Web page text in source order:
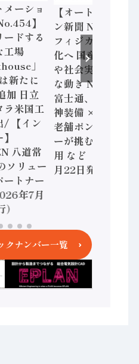
メーショ
】
ドする
工場
」
新たに
加 日立
ラ米国工
/ 【イン
八道常
ソリュー
ートナー
年7月
【オートメーショ
ン新聞 No.453】
フィジカルAI本格
化へ 国産AI開発
や社会実装に活発
な動き Noetra、
富士通、日立 / 兵
神装備 × HMS、
老舗ポンプメーカ
ーが挑むデータ活
用 など（2026年7
月22日発行）
クナンバー一覧